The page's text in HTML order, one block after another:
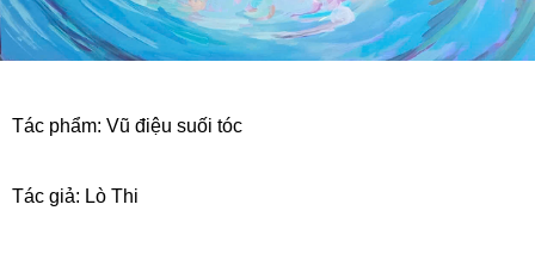
Tác phẩm: Vũ điệu suối tóc
Tác giả: Lò Thi